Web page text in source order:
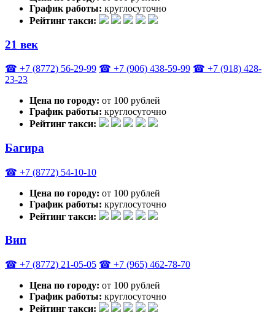
График работы: круглосуточно
Рейтинг такси:
21 век
☎ +7 (8772) 56-29-99 ☎ +7 (906) 438-59-99 ☎ +7 (918) 428-
23-23
Цена по городу: от 100 рублей
График работы: круглосуточно
Рейтинг такси:
Багира
☎ +7 (8772) 54-10-10
Цена по городу: от 100 рублей
График работы: круглосуточно
Рейтинг такси:
Вип
☎ +7 (8772) 21-05-05 ☎ +7 (965) 462-78-70
Цена по городу: от 100 рублей
График работы: круглосуточно
Рейтинг такси: